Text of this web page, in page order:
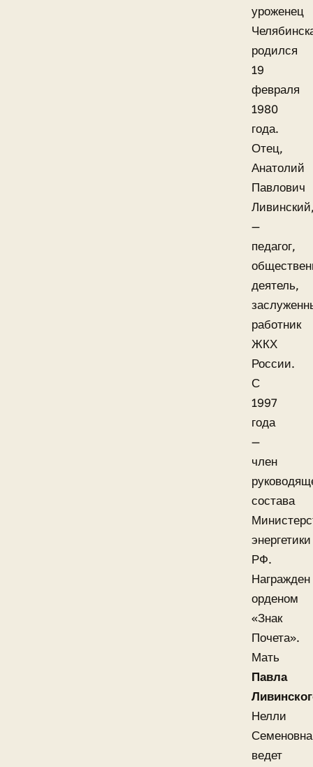
уроженец
родился
19
февраля
1980
года.
Отец,
Анатолий
Павлович
—
педагог,
деятель,
работник
ЖКХ
России.
С
1997
года
—
член
состава
энергетики
РФ.
Награжден
орденом
«Знак
Почета».
Мать
Павла
Нелли
ведет